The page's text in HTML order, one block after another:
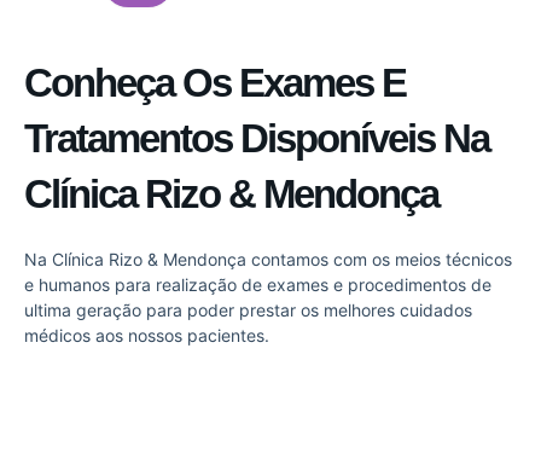
Conheça Os Exames E
Tratamentos Disponíveis Na
Clínica Rizo & Mendonça
Na Clínica Rizo & Mendonça contamos com os meios técnicos
e humanos para realização de exames e procedimentos de
ultima geração para poder prestar os melhores cuidados
médicos aos nossos pacientes.